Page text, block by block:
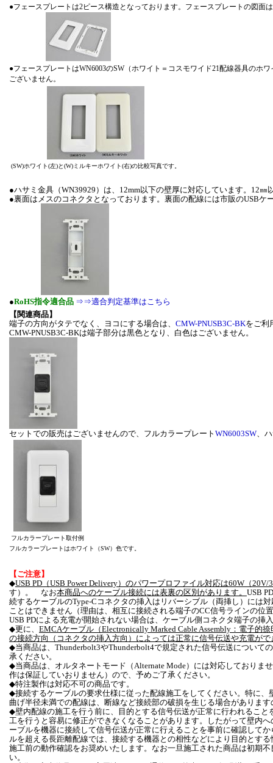
●フェースプレートは2ピース構造となっております。フェースプレートの図面は
●フェースプレートはWN6003のSW（ホワイト＝コスモワイド21配線器具のホ
ございません。
(SW)ホワイト(左)と(W)ミルキーホワイト(右)の比較写真です。
●ハサミ金具（WN39929）は、12mm以下の壁厚に対応しています。12
●裏面はメスのコネクタとなっております。裏面の配線には市販のUSBケ
●RoHS指令適合品 ⇒⇒適合判定基準はこちら
【関連商品】
端子の方向がタテでなく、ヨコにする場合は、 CMW-PNUSB3C-BKをご利
CMW-PNUSB3C-BKは端子部分は黒色となり、白色はございません。
セットでの販売はございませんので、フルカラープレート WN6003SW 、
フルカラープレート取付例
フルカラープレートはホワイト（SW）色です。
【ご注意】
◆USB PD（USB Power Delivery）のパワープロファイル対応は60W（20V/
す）。 なお本商品へのケーブル接続には表裏の区別があります。 USB
続するケーブルのType-Cコネクタの挿入はリバーシブル（両挿し）には
ことはできません（理由は、相互に接続される端子のCC信号ラインの
USB PDによる充電が開始されない場合は、ケーブル側コネクタ端子の挿
◆更に、 EMCAケーブル（Electronically Marked Cable Assembly：電子的
の接続方向（コネクタの挿入方向）によっては正常に信号伝送や充電が
◆当商品は、Thunderbolt3やThunderbolt4で規定された信号伝送について
承ください。
◆当商品は、オルタネートモード（Alternate Mode）には対応しておりま
作は保証していおりません）ので、予めご了承ください。
◆特注製作は対応不可の商品です。
◆接続するケーブルの要求仕様に従った配線施工をしてください。特に
曲げ半径未満での配線は、断線など接続部の破損を生じる場合がありま
◆壁内配線の施工を行う前に、目的とする信号伝送が正常に行われるこ
工を行うと容易に修正ができなくなることがあります。したがって壁内
ーブルを機器に接続して信号伝送が正常に行えることを事前に確認して
ルを超える長距離配線では、接続する機器との相性などにより目的とす
施工前の動作確認をお奨めいたします。なお一旦施工された商品は初期
い。